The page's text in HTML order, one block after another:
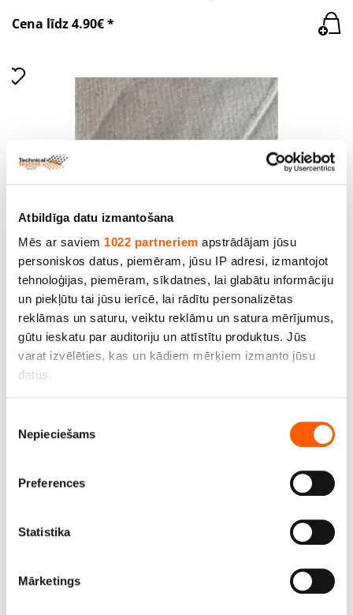
Atbildīga datu izmantošana
Mēs ar saviem 1022 partneriem apstrādājam jūsu
personiskos datus, piemēram, jūsu IP adresi, izmantojot
tehnoloģijas, piemēram, sīkdatnes, lai glabātu informāciju
un piekļūtu tai jūsu ierīcē, lai rādītu personalizētas
reklāmas un saturu, veiktu reklāmu un satura mērījumus,
gūtu ieskatu par auditoriju un attīstītu produktus. Jūs
varat izvēlēties, kas un kādiem mērķiem izmanto jūsu
datus.
apkopot informāciju par jūsu ģeogrāfisko
Identificēt ierīci, veicot aktīvu skenēšanu, lai
pirkstu nospiedumus)
informācijas sadaļā
. Jebkurā laikā no varat mainīt vai
izvēle
Nepieciešams
Preferences
Statistika
Mārketings
Cena līdz 4.90€ *
Audums art.19C102, blīvums 218 g/m2, platums
155 cm, 57% kokvilna un 43% poliesters. Rullis 50
m
Cena līdz 100.00€ *